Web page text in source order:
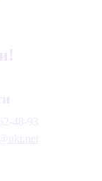
48-93